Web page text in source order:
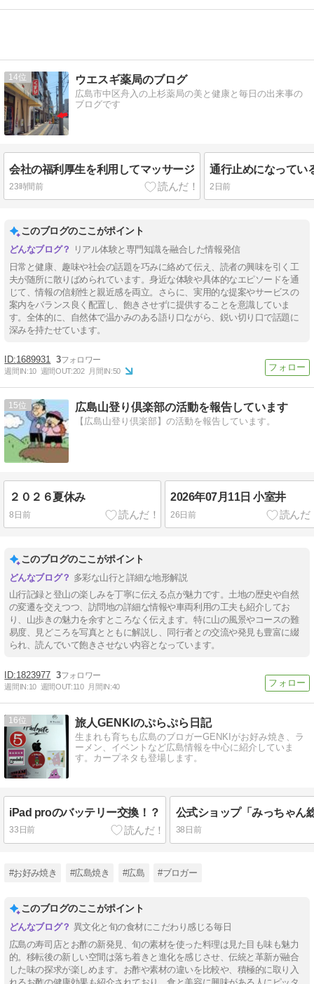
14 ウエスギ薬局のブログ
広島市中区舟入の上杉薬局の美と健康と毎日の出来事の
ブログです
会社の福利厚生を利用してマッサージ
23時間前 2日前
このブログのここがポイント
リアル体験と専門知識を融合した情報発信
日常と健康、趣味や社会の話題を巧みに絡めて伝え、読者の興味を引く工
夫が随所に散りばめられています。身近な体験や具体的なエピソードを通
じて、情報の信頼性と親近感を両立。さらに、実用的な提案やサービスの
案内をバランス良く配置し、飽きさせずに提供することを意識していま
す。全体的に、自然体で温かみのある語り口ながら、鋭い切り口で話題に
深みを持たせています。
1689931 3
週間IN:10 週間OUT:202 月間IN:50
15 広島山登り倶楽部の活動を報告しています
【広島山登り倶楽部】の活動を報告しています。
２０２６夏休み
8日前
2026年07月11日 小室井
26日前
このブログのここがポイント
多彩な山行と詳細な地形解説
山行記録と登山の楽しみを丁寧に伝える点が魅力です。土地の歴史や自然
の変遷を交えつつ、訪問地の詳細な情報や車両利用の工夫も紹介してお
り、山歩きの魅力を余すところなく伝えます。特に山の風景やコースの難
易度、見どころを写真とともに解説し、同行者との交流や発見も豊富に綴
られ、読んでいて飽きさせない内容となっています。
1823977 3
週間IN:10 週間OUT:110 月間IN:40
16 旅人GENKIのぷらぷら日記
生まれも育ちも広島のブロガーGENKIがお好み焼き、ラ
ーメン、イベントなど広島情報を中心に紹介していま
す。カープネタも登場します。
iPad proのバッテリー交換！？
33日前 38日前
#お好み焼き #広島焼き #広島 #ブロガー
このブログのここがポイント
異文化と旬の食材にこだわり感じる毎日
広島の寿司店とお酢の新発見、旬の素材を使った料理は見た目も味も魅力
的。移転後の新しい空間は落ち着きと進化を感じさせ、伝統と革新が融合
した味の探求が楽しめます。お酢や素材の違いを比較や、積極的に取り入